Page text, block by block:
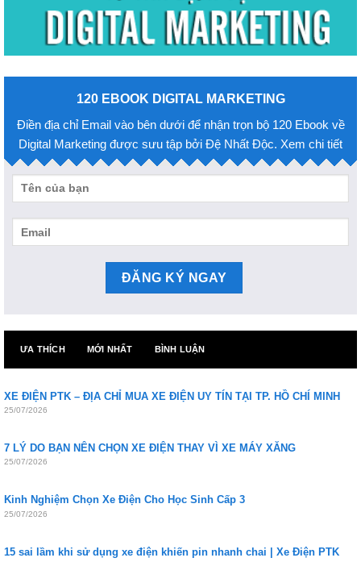
120 EBOOK DIGITAL MARKETING
Điền địa chỉ Email vào bên dưới để nhận trọn bộ 120 Ebook về
Digital Marketing được sưu tập bởi Đệ Nhất Độc. Xem chi tiết
ƯA THÍCH MỚI NHẤT BÌNH LUẬN
XE ĐIỆN PTK – ĐỊA CHỈ MUA XE ĐIỆN UY TÍN TẠI TP. HỒ CHÍ MINH
25/07/2026
7 LÝ DO BẠN NÊN CHỌN XE ĐIỆN THAY VÌ XE MÁY XĂNG
25/07/2026
Kinh Nghiệm Chọn Xe Điện Cho Học Sinh Cấp 3
25/07/2026
15 sai lầm khi sử dụng xe điện khiến pin nhanh chai | Xe Điện PTK